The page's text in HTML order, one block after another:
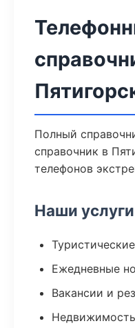
Полный
справочник в
телефонов
Наши услуги
Ежедневные
Вакансии и